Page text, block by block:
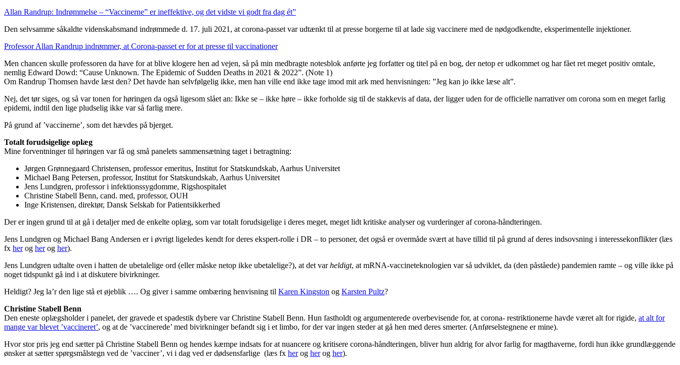
Allan Randrup: Indrømmelse – “Vaccinerne” er ineffektive, og det vidste vi godt fra dag ét”
Den selvsamme såkaldte videnskabsmand indrømmede d. 17. juli 2021, at corona-passet var udtænkt til at presse borgerne til at lade sig vaccinere med de nødgodkendte, eksperimentelle injektioner.
Professor Allan Randrup indrømmer, at Corona-passet er for at presse til vaccinationer
Men chancen skulle professoren da have for at blive klogere hen ad vejen, så på min medbragte notesblok anførte jeg forfatter og titel på en bog, der netop er udkommet og har fået ret meget positiv omtale,
nemlig Edward Dowd: “Cause Unknown. The Epidemic of Sudden Deaths in 2021 & 2022”. (Note 1)
Om Randrup Thomsen havde læst den? Det havde han selvfølgelig ikke, men han ville end ikke tage imod mit ark med henvisningen: ”Jeg kan jo ikke læse alt”.
Nej, det tør siges, og så var tonen for høringen da også ligesom slået an: Ikke se – ikke høre – ikke forholde sig til de stakkevis af data, der ligger uden for de officielle narrativer om corona som en meget farlig
epidemi, indtil den lige pludselig ikke var så farlig mere.
På grund af ’vaccinerne’, som det hævdes på bjerget.
Totalt forudsigelige oplæg
Mine forventninger til høringen var få og små panelets sammensætning taget i betragtning:
Jørgen Grønnegaard Christensen, professor emeritus, Institut for Statskundskab, Aarhus Universitet
Michael Bang Petersen, professor, Institut for Statskundskab, Aarhus Universitet
Jens Lundgren, professor i infektionssygdomme, Rigshospitalet
Christine Stabell Benn, cand. med, professor, OUH
Inge Kristensen, direktør, Dansk Selskab for Patientsikkerhed
Der er ingen grund til at gå i detaljer med de enkelte oplæg, som var totalt forudsigelige i deres meget, meget lidt kritiske analyser og vurderinger af corona-håndteringen.
Jens Lundgren og Michael Bang Andersen er i øvrigt ligeledes kendt for deres ekspert-rolle i DR – to personer, det også er overmåde svært at have tillid til på grund af deres indsovsning i interessekonflikter (læs
fx herog herog her).
Jens Lundgren udtalte oven i hatten de ubetalelige ord (eller måske netop ikke ubetalelige?), at det varheldigt, at mRNA-vaccineteknologien var så udviklet, da (den påståede) pandemien ramte – og ville ikke på
noget tidspunkt gå ind i at diskutere bivirkninger.
Heldigt? Jeg la’r den lige stå et øjeblik …. Og giver i samme ombæring henvisning til Karen Kingston og Karsten Pultz?
Christine Stabell Benn
Den eneste oplægsholder i panelet, der gravede et spadestik dybere var Christine Stabell Benn. Hun fastholdt og argumenterede overbevisende for, at corona- restriktionerne havde været alt for rigide, at alt for
mange var blevet ’vaccineret’, og at de ’vaccinerede’ med bivirkninger befandt sig i et limbo, for der var ingen steder at gå hen med deres smerter. (Anførselstegnene er mine).
Hvor stor pris jeg end sætter på Christine Stabell Benn og hendes kæmpe indsats for at nuancere og kritisere corona-håndteringen, bliver hun aldrig for alvor farlig for magthaverne, fordi hun ikke grundlæggende
ønsker at sætter spørgsmålstegn ved de ’vacciner’, vi i dag ved er dødsensfarlige (læs fx herog herog her).